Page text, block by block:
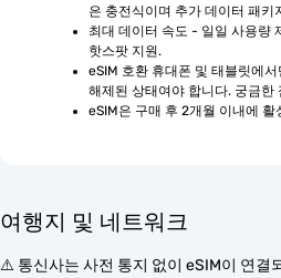
은 충전식이며 추가 데이터 패키
최대 데이터 속도 - 일일 사용량
핫스팟 지원.
eSIM 호환 휴대폰 및 태블릿에
해제된 상태여야 합니다. 궁금한
eSIM은 구매 후 2개월 이내에
여행지 및 네트워크
⚠️ 통신사는 사전 통지 없이 eSIM이 연결